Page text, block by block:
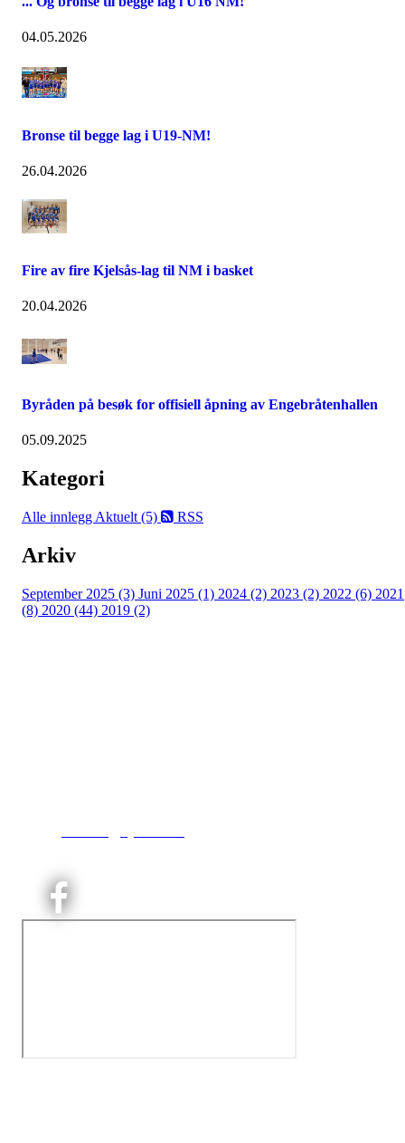
04.05.2026
Bronse til begge lag i U19-NM!
26.04.2026
Fire av fire Kjelsås-lag til NM i basket
20.04.2026
Byråden på besøk for offisiell åpning av Engebråtenhallen
05.09.2025
Kategori
Alle innlegg Aktuelt (5) RSS
Arkiv
September 2025 (3) Juni 2025 (1) 2024 (2) 2023 (2) 2022 (6) 2021
(8) 2020 (44) 2019 (2)